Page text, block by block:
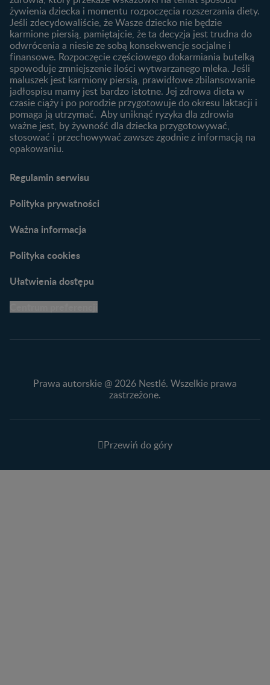
Ząbkowanie u niemowląt Jakie mleko następne
wybrać dla dziecka?
Jak rozszerzać dietę
niemowlaka?
Przydatne materiały dla
rodziców
Poradniki dla rodziców
Karty do zdjęć dla
Maluszka
Materiały do pobrania
Narzędzia dla rodziców
praktyczne wskazówki
żywienia dziecka i momentu rozpoczęcia rozszerzania diety.
Jeśli zdecydowaliście, że Wasze dziecko nie będzie
karmione piersią, pamiętajcie, że ta decyzja jest trudna do
odwrócenia a niesie ze sobą konsekwencje socjalne i
finansowe. Rozpoczęcie częściowego dokarmiania butelką
spowoduje zmniejszenie ilości wytwarzanego mleka. Jeśli
maluszek jest karmiony piersią, prawidłowe zbilansowanie
jadłospisu mamy jest bardzo istotne. Jej zdrowa dieta w
czasie ciąży i po porodzie przygotowuje do okresu laktacji i
pomaga ją utrzymać. Aby uniknąć ryzyka dla zdrowia
ważne jest, by żywność dla dziecka przygotowywać,
stosować i przechowywać zawsze zgodnie z informacją na
opakowaniu.
Regulamin serwisu
Polityka prywatności
Ważna informacja
Polityka cookies
Ułatwienia dostępu
Prawa autorskie @ 2026 Nestlé. Wszelkie prawa
zastrzeżone.
Przewiń do góry